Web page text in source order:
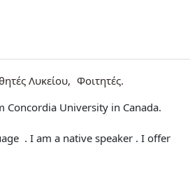
Λυκείου
Φοιτητές
Concordia University in Canada.
. I am a native speaker . I offer